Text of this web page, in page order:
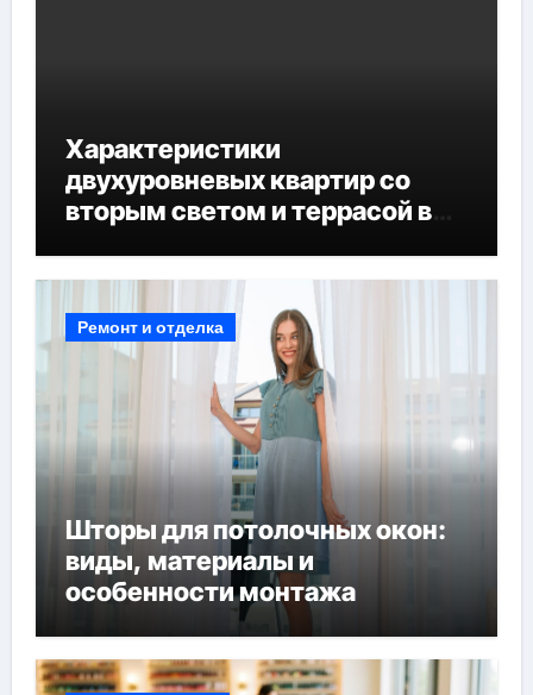
Характеристики
двухуровневых квартир со
вторым светом и террасой в
Ремонт и отделка
Шторы для потолочных окон:
виды, материалы и
особенности монтажа